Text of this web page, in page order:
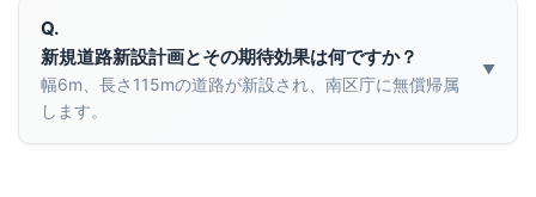
Q.
新規道路新設計画とその期待効果は何ですか？
幅6m、長さ115mの道路が新設され、南区庁に無償帰属
します。